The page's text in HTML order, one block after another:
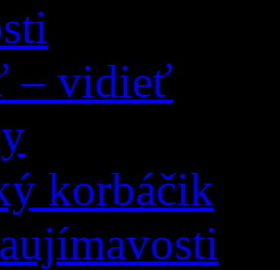
– vidieť
korbáčik